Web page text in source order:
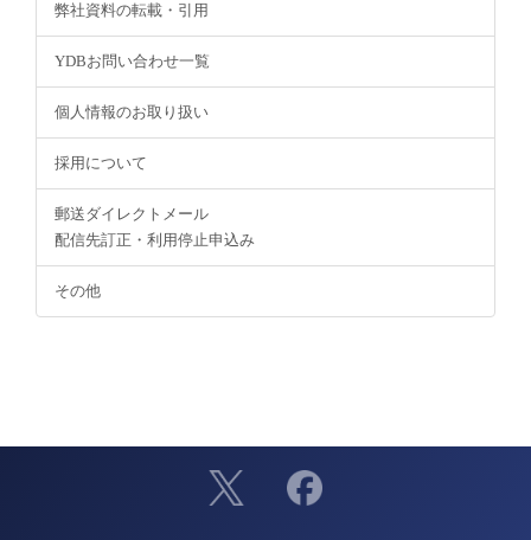
弊社資料の転載・引用
YDBお問い合わせ一覧
個人情報のお取り扱い
採用について
郵送ダイレクトメール
配信先訂正・利用停止申込み
その他